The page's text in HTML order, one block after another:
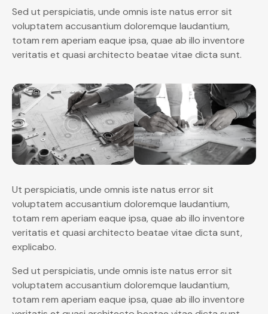
Sed ut perspiciatis, unde omnis iste natus error sit
voluptatem accusantium doloremque laudantium,
totam rem aperiam eaque ipsa, quae ab illo inventore
veritatis et quasi architecto beatae vitae dicta sunt.
Ut perspiciatis, unde omnis iste natus error sit
voluptatem accusantium doloremque laudantium,
totam rem aperiam eaque ipsa, quae ab illo inventore
veritatis et quasi architecto beatae vitae dicta sunt,
explicabo.
Sed ut perspiciatis, unde omnis iste natus error sit
voluptatem accusantium doloremque laudantium,
totam rem aperiam eaque ipsa, quae ab illo inventore